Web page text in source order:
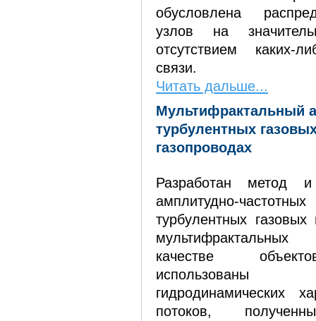
обусловлена
узлов на
отсутствием
связи.
Читать дальше...
Мультифрактальный
турбулентных
газопроводах
Разработан метод
амплитудно-
турбулентных
качестве
использованы
гидродинамических
потоков,